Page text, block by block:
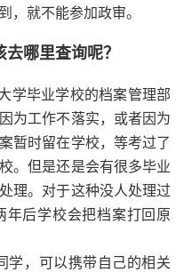
，就不能参加政审。
哪里查询呢？
学毕业学校的档案管理部
为工作不落实，或者因为
暂时留在学校，等考过了
。但是还是会有很多毕业
理。对于这种没人处理过
年后学校会把档案打回原
学，可以携带自己的相关